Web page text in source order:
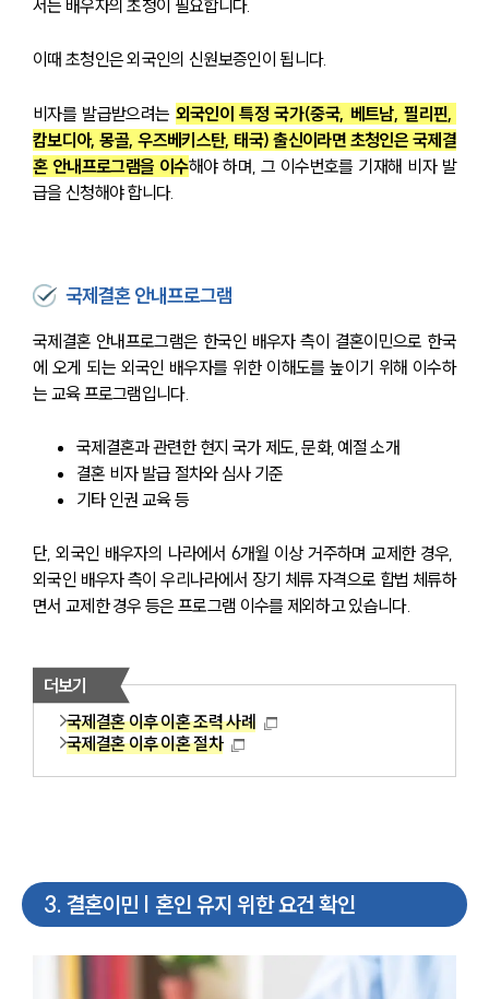
서는 배우자의 초청이 필요합니다.
이때 초청인은 외국인의 신원보증인이 됩니다.
비자를 발급받으려는 외국인이 특정 국가(중국, 베트남, 필리핀,
캄보디아, 몽골, 우즈베키스탄, 태국) 출신이라면 초청인은 국제결
혼 안내프로그램을 이수해야 하며, 그 이수번호를 기재해 비자 발
급을 신청해야 합니다.
국제결혼 안내프로그램
국제결혼 안내프로그램은 한국인 배우자 측이 결혼이민으로 한국
에 오게 되는 외국인 배우자를 위한 이해도를 높이기 위해 이수하
는 교육 프로그램입니다.
국제결혼과 관련한 현지 국가 제도, 문화, 예절 소개
결혼 비자 발급 절차와 심사 기준
기타 인권 교육 등
단, 외국인 배우자의 나라에서 6개월 이상 거주하며 교제한 경우,
외국인 배우자 측이 우리나라에서 장기 체류 자격으로 합법 체류하
면서 교제한 경우 등은 프로그램 이수를 제외하고 있습니다.
더보기
국제결혼 이후 이혼 조력 사례
국제결혼 이후 이혼 절차
3. 결혼이민 | 혼인 유지 위한 요건 확인